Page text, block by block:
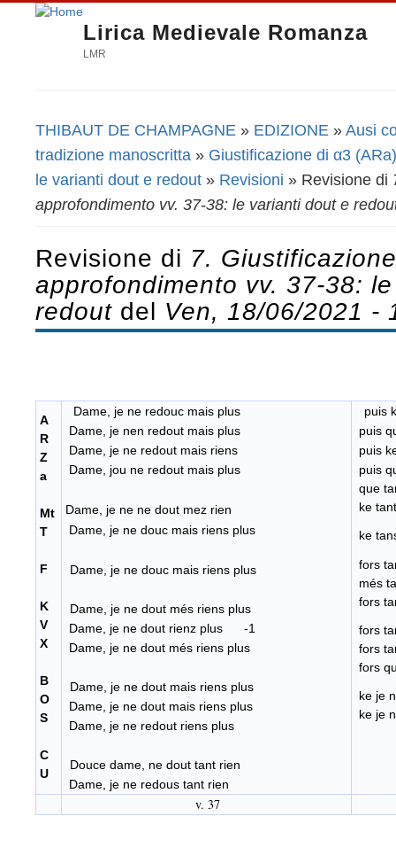
Lirica Medievale Romanza
LMR
Tu sei qui
THIBAUT DE CHAMPAGNE » EDIZIONE » Ausi
tradizione manoscritta » Giustificazione di α3
le varianti dout e redout » Revisioni » Revisione di
approfondimento vv. 37-38: le varianti dout e
Revisione di 7.
approfondimento vv. 37-38:
redout del Ven, 18/06/2021 -
A
R
Z
a
Mt
T
F
K
V
X
B
O
S
C
U
Dame, je ne redouc mais plus
Dame, je nen redout mais plus
Dame, je ne redout mais riens
Dame, jou ne redout mais plus
Dame, je ne ne dout mez rien
Dame, je ne douc mais riens plus
Dame, je ne douc mais riens plus
Dame, je ne dout més riens plus
Dame, je ne dout rienz plus -1
Dame, je ne dout més riens plus
Dame, je ne dout mais riens plus
Dame, je ne dout mais riens plus
Dame, je ne redout riens plus
Douce dame, ne dout tant rien
Dame, je ne redous tant rien
puis
puis
puis
puis
que
ke
ke
fors
més
fors
fors
fors
fors
ke je
ke je
v. 37